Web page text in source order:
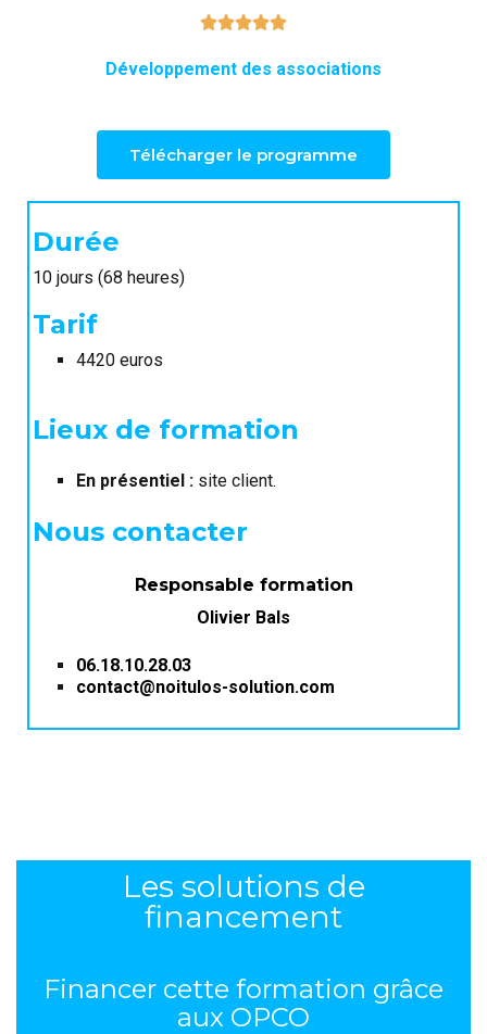

Développement des associations
Télécharger le programme
Durée
10 jours (68 heures)
Tarif
4420 euros
Lieux de formation
En présentiel : site client.
Nous contacter
Responsable formation
Olivier Bals
06.18.10.28.03
contact@noitulos-solution.com
Les solutions de
financement
Financer cette formation grâce
aux OPCO